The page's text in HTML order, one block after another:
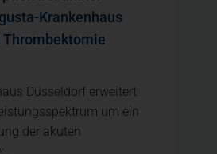
Krankenhaus
Düsseldorf erweitert
um ein
der akuten